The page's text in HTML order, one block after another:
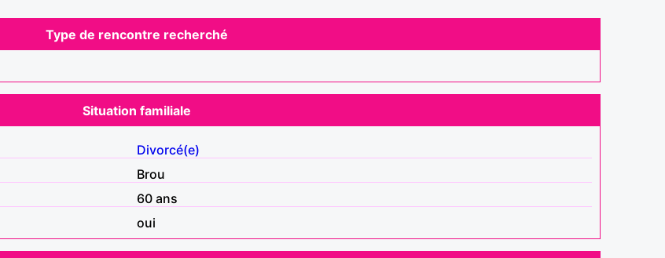
Type de rencontre recherché
Situation familiale
Divorcé(e)
Brou
60 ans
oui